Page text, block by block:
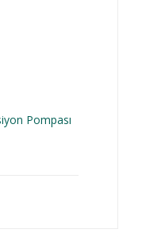
Pompası